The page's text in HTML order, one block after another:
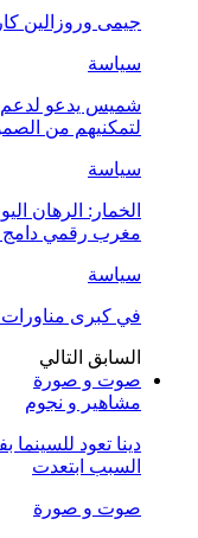
جيمى وروزالين كارتر.. 77 عامًا في
سياسة
شميس يدعو لدعم
لتمكنيهم من
سياسة
الخمار: الرهان
مغرب رقمي دامج
سياسة
في كبرى مناورات
السابق التالي
صوت و صورة
مشاهير و نجوم
دينا تعود
السبب ابتعدت
صوت و صورة